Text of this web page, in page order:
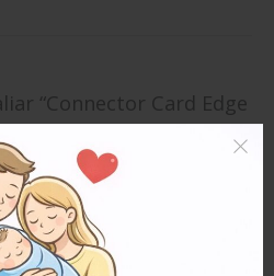
“Connector Card Edge
2 (10.1 inch); GT-P5100”
uma avaliação.